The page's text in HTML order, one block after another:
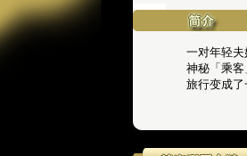
一对年轻
神秘「乘
旅行变成